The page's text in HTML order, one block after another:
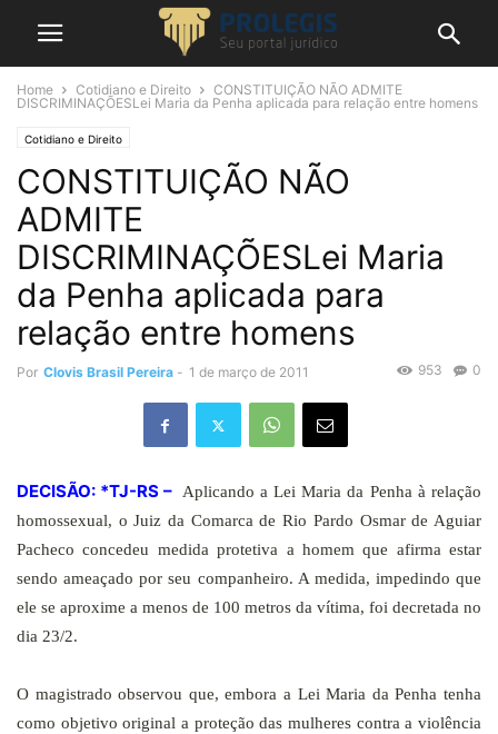
Home Cotidiano e Direito
CONSTITUIÇÃO NÃO ADMITE
DISCRIMINAÇÕESLei Maria da Penha aplicada para relação entre homens
Cotidiano e Direito
CONSTITUIÇÃO NÃO
ADMITE
DISCRIMINAÇÕESLei Maria
da Penha aplicada para
relação entre homens
Por Clovis Brasil Pereira - 1 de março de 2011 0
953
DECISÃO: *TJ-RS – Aplicando a Lei Maria da Penha à relação
homossexual, o Juiz da Comarca de Rio Pardo Osmar de Aguiar
Pacheco concedeu medida protetiva a homem que afirma estar
sendo ameaçado por seu companheiro. A medida, impedindo que
ele se aproxime a menos de 100 metros da vítima, foi decretada no
dia 23/2.
O magistrado observou que, embora a Lei Maria da Penha tenha
como objetivo original a proteção das mulheres contra a violência